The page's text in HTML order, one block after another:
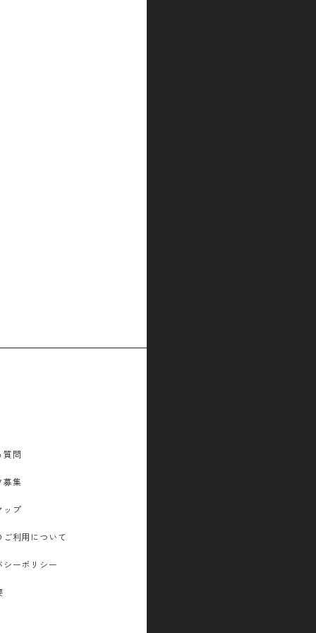
質問
募集
ップ
ご利用について
シーポリシー